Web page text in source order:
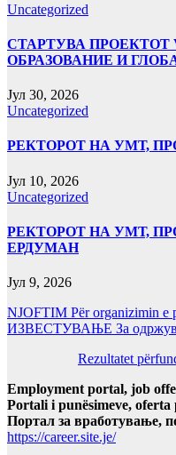
Uncategorized
СТАРТУВА ПРОЕКТОТ
ОБРАЗОВАНИЕ И
Јул 30, 2026
Uncategorized
РЕКТОРОТ НА УМТ,
Јул 10, 2026
Uncategorized
РЕКТОРОТ НА УМТ,
ЕРДУМАН
Јул 9, 2026
NJOFTIM Për organizimin e
ИЗВЕСТУВАЊЕ За
Rezultatet
Employment portal, job
Portali i punësimeve,
Портал за вработување,
https://career.site.je/